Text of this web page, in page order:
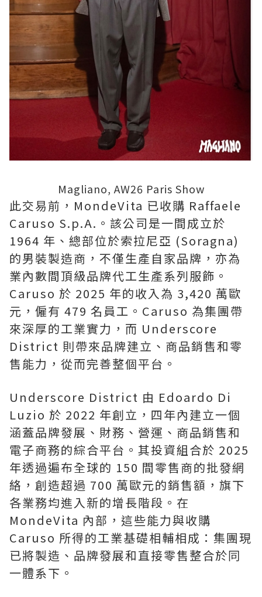
Magliano, AW26 Paris Show
此交易前，MondeVita 已收購 Raffaele
Caruso S.p.A.。該公司是一間成立於
1964 年、總部位於索拉尼亞 (Soragna)
的男裝製造商，不僅生產自家品牌，亦為
業內數間頂級品牌代工生產系列服飾。
Caruso 於 2025 年的收入為 3,420 萬歐
元，僱有 479 名員工。Caruso 為集團帶
來深厚的工業實力，而 Underscore
District 則帶來品牌建立、商品銷售和零
售能力，從而完善整個平台。
Underscore District 由 Edoardo Di
Luzio 於 2022 年創立，四年內建立一個
涵蓋品牌發展、財務、營運、商品銷售和
電子商務的綜合平台。其投資組合於 2025
年透過遍布全球的 150 間零售商的批發網
絡，創造超過 700 萬歐元的銷售額，旗下
各業務均進入新的增長階段。在
MondeVita 內部，這些能力與收購
Caruso 所得的工業基礎相輔相成：集團現
已將製造、品牌發展和直接零售整合於同
一體系下。